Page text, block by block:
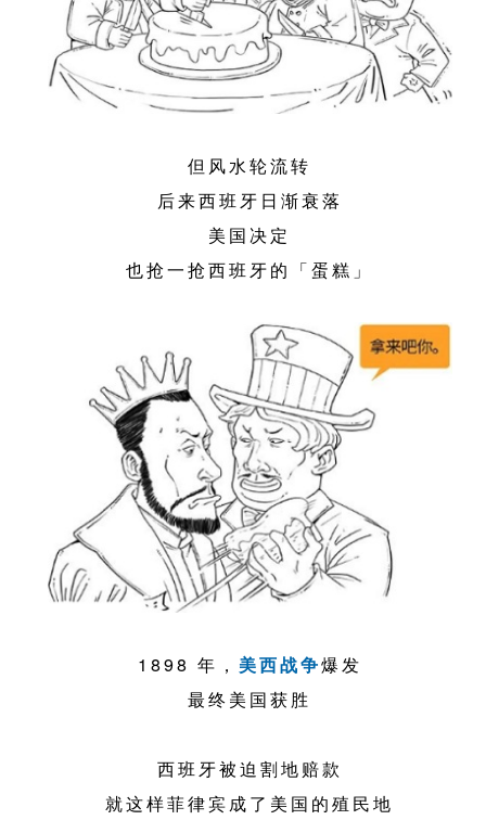
但风水轮流转
后来西班牙日渐衰落
美国决定
也抢一抢西班牙的「蛋糕」
1898 年， 美西战争爆发
最终美国获胜
西班牙被迫割地赔款
就这样菲律宾成了美国的殖民地